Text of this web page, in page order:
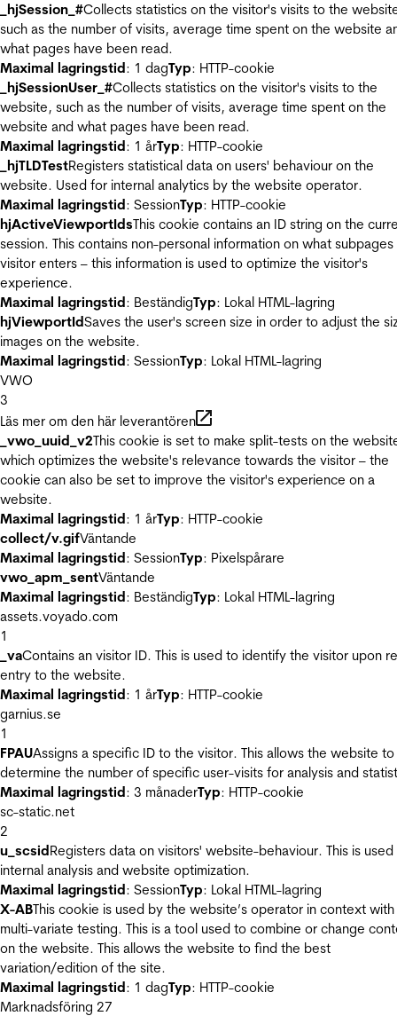
_hjSession_#Collects statistics on the visitor's visits to the
such as the number of visits, average time spent on the website
what pages have been read.
Maximal lagringstid: 1 dagTyp: HTTP-cookie
_hjSessionUser_#Collects statistics on the visitor's visits to the
website, such as the number of visits, average time spent on the
website and what pages have been read.
Maximal lagringstid: 1 årTyp: HTTP-cookie
_hjTLDTestRegisters statistical data on users' behaviour on the
website. Used for internal analytics by the website operator.
Maximal lagringstid: SessionTyp: HTTP-cookie
hjActiveViewportIdsThis cookie contains an ID string on the
session. This contains non-personal information on what
visitor enters – this information is used to optimize the visitor's
experience.
Maximal lagringstid: BeständigTyp: Lokal HTML-lagring
hjViewportIdSaves the user's screen size in order to adjust the
images on the website.
Maximal lagringstid: SessionTyp: Lokal HTML-lagring
VWO
3
Läs mer om den här leverantören
_vwo_uuid_v2This cookie is set to make split-tests on the
which optimizes the website's relevance towards the visitor – the
cookie can also be set to improve the visitor's experience on a
website.
Maximal lagringstid: 1 årTyp: HTTP-cookie
collect/v.gifVäntande
Maximal lagringstid: SessionTyp: Pixelspårare
vwo_apm_sentVäntande
Maximal lagringstid: BeständigTyp: Lokal HTML-lagring
assets.voyado.com
1
_vaContains an visitor ID. This is used to identify the visitor upon
entry to the website.
Maximal lagringstid: 1 årTyp: HTTP-cookie
garnius.se
1
FPAUAssigns a specific ID to the visitor. This allows the website to
determine the number of specific user-visits for analysis and
Maximal lagringstid: 3 månaderTyp: HTTP-cookie
sc-static.net
2
u_scsidRegisters data on visitors' website-behaviour. This is
internal analysis and website optimization.
Maximal lagringstid: SessionTyp: Lokal HTML-lagring
X-ABThis cookie is used by the website’s operator in context with
multi-variate testing. This is a tool used to combine or change
on the website. This allows the website to find the best
variation/edition of the site.
Maximal lagringstid: 1 dagTyp: HTTP-cookie
Marknadsföring 27